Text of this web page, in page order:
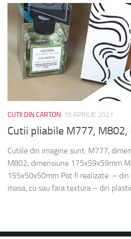
CUTII DIN CARTON 15 APRILIE 2021
Cutii pliabile M777, M802,
Cutiile din imagine sunt: M777,
M802, dimensiune 175x59x59mm
155x50x50mm Pot fi realizate: –
masa, cu sau fara textura – din